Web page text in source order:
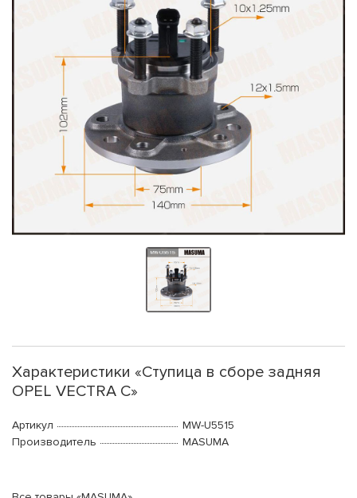
Характеристики «Ступица в сборе задняя
OPEL VECTRA C»
Артикул
MW-U5515
Производитель
MASUMA